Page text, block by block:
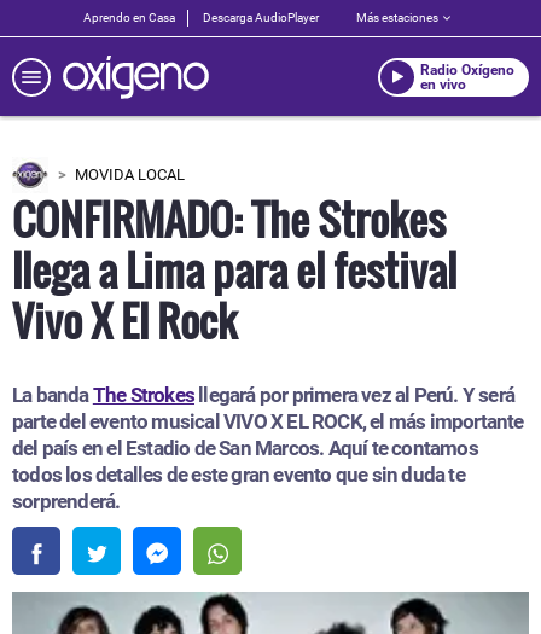
Aprendo en Casa Descarga AudioPlayer Más estaciones
Radio Oxígeno
en vivo
MOVIDA LOCAL
CONFIRMADO: The Strokes
llega a Lima para el festival
Vivo X El Rock
La bandaThe Strokes llegará por primera vez al Perú. Y será
parte del evento musical VIVO X EL ROCK, el más importante
del país en el Estadio de San Marcos. Aquí te contamos
todos los detalles de este gran evento que sin duda te
sorprenderá.